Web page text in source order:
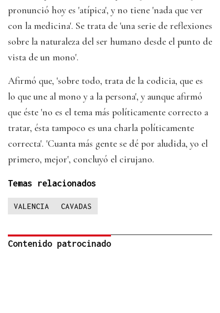
pronunció hoy es 'atípica', y no tiene 'nada que ver
con la medicina'. Se trata de 'una serie de reflexiones
sobre la naturaleza del ser humano desde el punto de
vista de un mono'.
Afirmó que, 'sobre todo, trata de la codicia, que es
lo que une al mono y a la persona', y aunque afirmó
que éste 'no es el tema más políticamente correcto a
tratar, ésta tampoco es una charla políticamente
correcta'. 'Cuanta más gente se dé por aludida, yo el
primero, mejor', concluyó el cirujano.
Temas relacionados
VALENCIA CAVADAS
Contenido patrocinado